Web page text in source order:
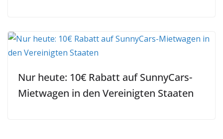
Nur heute: 10€ Rabatt auf SunnyCars-
Mietwagen in den Vereinigten Staaten